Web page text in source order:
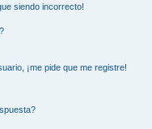
siendo incorrecto!
¡me pide que me registre!